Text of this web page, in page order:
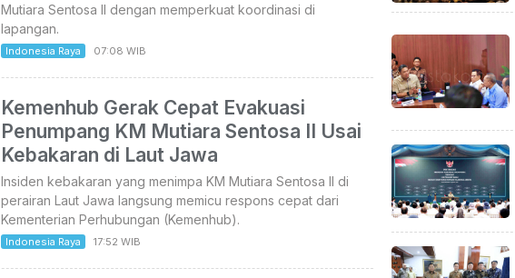
Mutiara Sentosa II dengan memperkuat koordinasi di
lapangan.
Indonesia Raya 07:08 WIB
Kemenhub Gerak Cepat Evakuasi
Penumpang KM Mutiara Sentosa II Usai
Kebakaran di Laut Jawa
Insiden kebakaran yang menimpa KM Mutiara Sentosa II di
perairan Laut Jawa langsung memicu respons cepat dari
Kementerian Perhubungan (Kemenhub).
Indonesia Raya 17:52 WIB